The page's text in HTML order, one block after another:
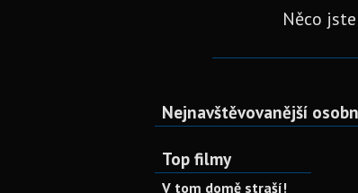
Něco
Nejnavštěvovanější
Top filmy
V tom domě straší!